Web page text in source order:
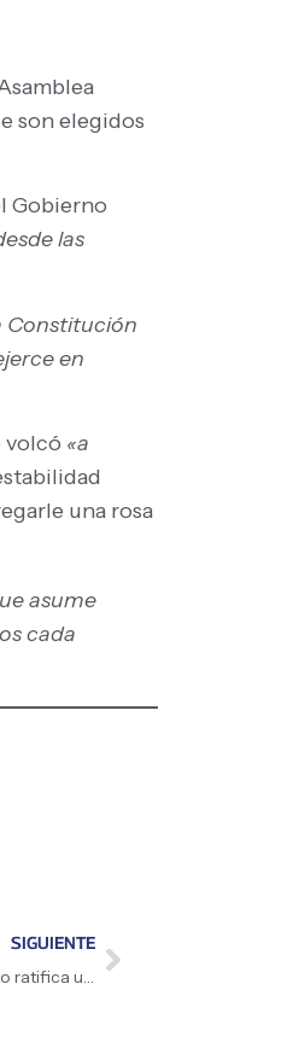
son elegidos
Gobierno
las
Constitución
en
volcó «a
una rosa
asume
cada
SIGUIENTE
Ministra Nuramy Gutiérrez sobre Consulta Popular Nacional 2026: «Esto ratifica una vez más que la Revolución Bolivariana tiene rostro de mujer»